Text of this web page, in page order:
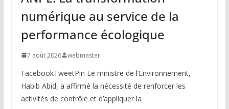
numérique au service de la
performance écologique
7 août 2026 webmaster
FacebookTweetPin Le ministre de l’Environnement,
Habib Abid, a affirmé la nécessité de renforcer les
activités de contrôle et d’appliquer la